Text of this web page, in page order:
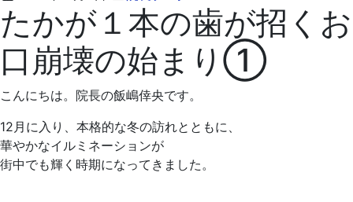
年
12
月
18
嶋
歯
科
医
たかが１本の歯が招くお
口崩壊の始まり①
こんにちは。院長の飯嶋倖央です。
12月に入り、本格的な冬の訪れとともに、
華やかなイルミネーションが
街中でも輝く時期になってきました。